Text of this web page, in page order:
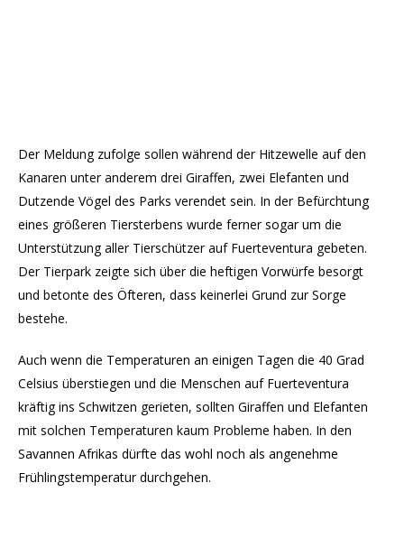
Der Meldung zufolge sollen während der Hitzewelle auf den
Kanaren unter anderem drei Giraffen, zwei Elefanten und
Dutzende Vögel des Parks verendet sein. In der Befürchtung
eines größeren Tiersterbens wurde ferner sogar um die
Unterstützung aller Tierschützer auf Fuerteventura gebeten.
Der Tierpark zeigte sich über die heftigen Vorwürfe besorgt
und betonte des Öfteren, dass keinerlei Grund zur Sorge
bestehe.
Auch wenn die Temperaturen an einigen Tagen die 40 Grad
Celsius überstiegen und die Menschen auf Fuerteventura
kräftig ins Schwitzen gerieten, sollten Giraffen und Elefanten
mit solchen Temperaturen kaum Probleme haben. In den
Savannen Afrikas dürfte das wohl noch als angenehme
Frühlingstemperatur durchgehen.